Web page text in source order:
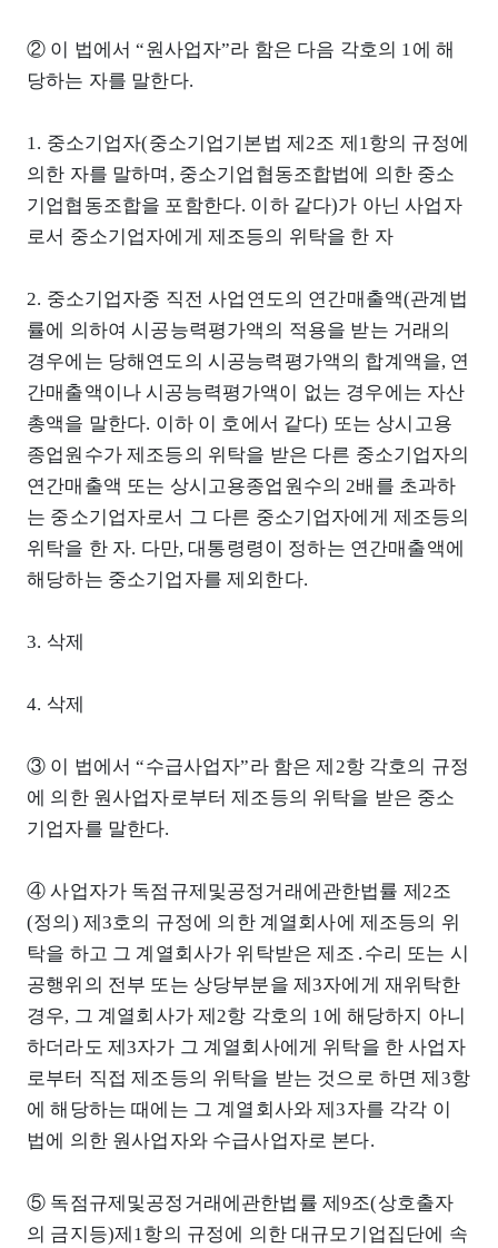
② 이 법에서 “원사업자”라 함은 다음 각호의 1에 해
당하는 자를 말한다.
1. 중소기업자(중소기업기본법 제2조 제1항의 규정에
의한 자를 말하며, 중소기업협동조합법에 의한 중소
기업협동조합을 포함한다. 이하 같다)가 아닌 사업자
로서 중소기업자에게 제조등의 위탁을 한 자
2. 중소기업자중 직전 사업연도의 연간매출액(관계법
률에 의하여 시공능력평가액의 적용을 받는 거래의
경우에는 당해연도의 시공능력평가액의 합계액을, 연
간매출액이나 시공능력평가액이 없는 경우에는 자산
총액을 말한다. 이하 이 호에서 같다) 또는 상시고용
종업원수가 제조등의 위탁을 받은 다른 중소기업자의
연간매출액 또는 상시고용종업원수의 2배를 초과하
는 중소기업자로서 그 다른 중소기업자에게 제조등의
위탁을 한 자. 다만, 대통령령이 정하는 연간매출액에
해당하는 중소기업자를 제외한다.
3. 삭제
4. 삭제
③ 이 법에서 “수급사업자”라 함은 제2항 각호의 규정
에 의한 원사업자로부터 제조등의 위탁을 받은 중소
기업자를 말한다.
④ 사업자가 독점규제및공정거래에관한법률 제2조
(정의) 제3호의 규정에 의한 계열회사에 제조등의 위
탁을 하고 그 계열회사가 위탁받은 제조․수리 또는 시
공행위의 전부 또는 상당부분을 제3자에게 재위탁한
경우, 그 계열회사가 제2항 각호의 1에 해당하지 아니
하더라도 제3자가 그 계열회사에게 위탁을 한 사업자
로부터 직접 제조등의 위탁을 받는 것으로 하면 제3항
에 해당하는 때에는 그 계열회사와 제3자를 각각 이
법에 의한 원사업자와 수급사업자로 본다.
⑤ 독점규제및공정거래에관한법률 제9조(상호출자
의 금지등)제1항의 규정에 의한 대규모기업집단에 속